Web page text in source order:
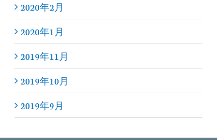
2020年2月
2020年1月
2019年11月
2019年10月
2019年9月